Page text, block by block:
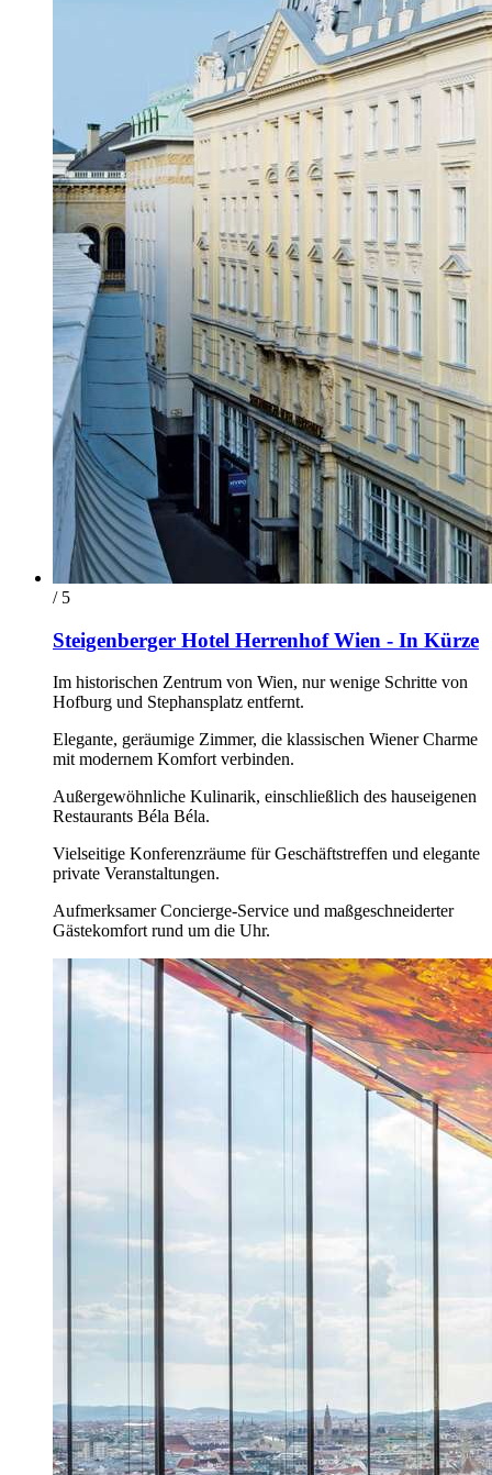
/ 5
Steigenberger Hotel Herrenhof Wien - In Kürze
Im historischen Zentrum von Wien, nur wenige Schritte von
Hofburg und Stephansplatz entfernt.
Elegante, geräumige Zimmer, die klassischen Wiener Charme
mit modernem Komfort verbinden.
Außergewöhnliche Kulinarik, einschließlich des hauseigenen
Restaurants Béla Béla.
Vielseitige Konferenzräume für Geschäftstreffen und elegante
private Veranstaltungen.
Aufmerksamer Concierge-Service und maßgeschneiderter
Gästekomfort rund um die Uhr.